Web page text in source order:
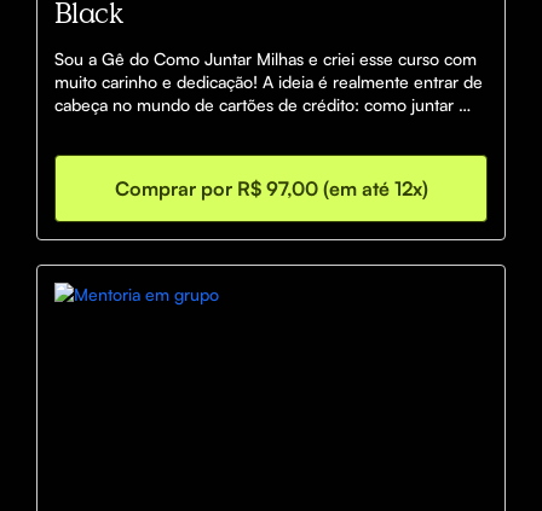
Black
Sou a Gê do Como Juntar Milhas e criei esse curso com
muito carinho e dedicação! A ideia é realmente entrar de
cabeça no mundo de cartões de crédito: como juntar
muito mais! Você terá aulas explicativas, conteúdo
começar e se surpreender!
Comprar por R$ 97,00 (em até 12x)